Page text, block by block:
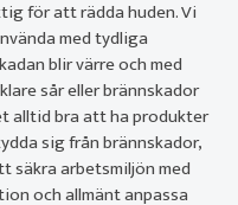
för att rädda huden. Vi
med tydliga
blir värre och med
sår eller brännskador
alltid bra att ha produkter
sig från brännskador,
säkra arbetsmiljön med
och allmänt anpassa